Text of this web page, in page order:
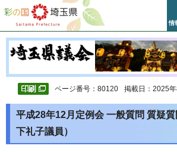
彩の国 埼玉県
情
ページ番号：80120 掲載日：2025
平成28年12月定例会 一般質問 質疑
下礼子議員）